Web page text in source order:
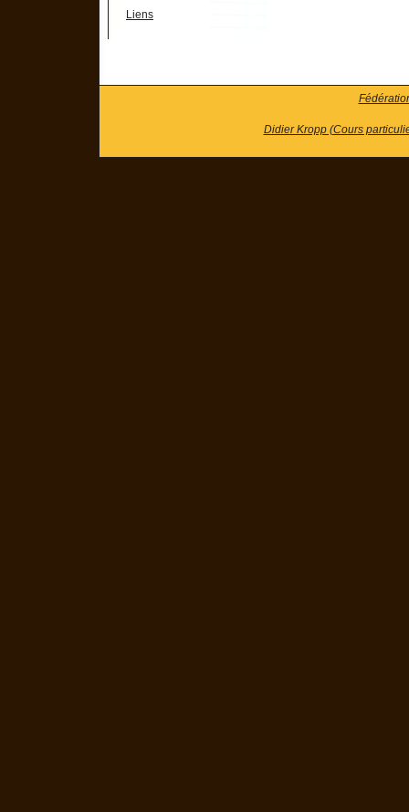
Liens
Didier Kropp (Cours